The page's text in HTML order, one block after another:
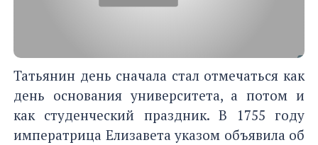
Татьянин день сначала стал отмечаться как
день основания университета, а потом и
как студенческий праздник. В 1755 году
императрица Елизавета указом объявила об